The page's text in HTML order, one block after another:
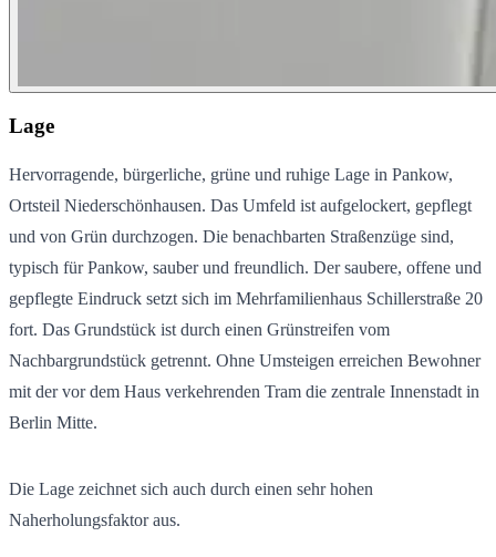
Lage
Hervorragende, bürgerliche, grüne und ruhige Lage in Pankow,
Ortsteil Niederschönhausen. Das Umfeld ist aufgelockert, gepflegt
und von Grün durchzogen. Die benachbarten Straßenzüge sind,
typisch für Pankow, sauber und freundlich. Der saubere, offene und
gepflegte Eindruck setzt sich im Mehrfamilienhaus Schillerstraße 20
fort. Das Grundstück ist durch einen Grünstreifen vom
Nachbargrundstück getrennt. Ohne Umsteigen erreichen Bewohner
mit der vor dem Haus verkehrenden Tram die zentrale Innenstadt in
Berlin Mitte.
Die Lage zeichnet sich auch durch einen sehr hohen
Naherholungsfaktor aus.